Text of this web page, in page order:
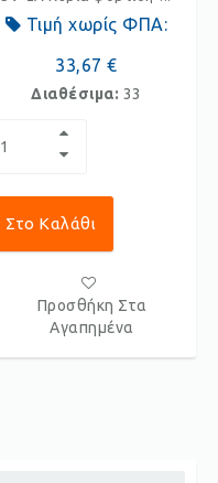
Τιμή χωρίς ΦΠΑ:
33,67 €
Διαθέσιμα: 33
Στο Καλάθι
Προσθήκη Στα
Αγαπημένα